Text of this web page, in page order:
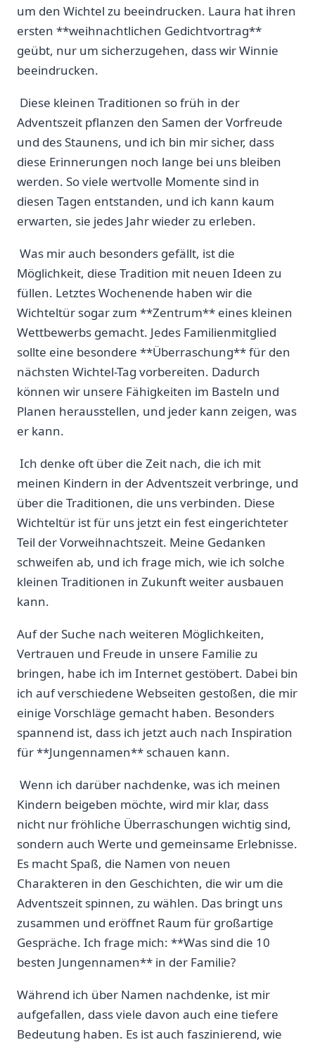
um ⁤den Wichtel zu beeindrucken. Laura hat ihren‌
ersten⁢ **weihnachtlichen Gedichtvortrag**
⁤geübt, nur‍ um sicherzugehen,‍ dass⁣ wir ‌Winnie‍
beeindrucken.
‌‍ Diese ‍kleinen Traditionen so ​früh in der
Adventszeit pflanzen den Samen der Vorfreude
und des Staunens, ‍und‍ ich​ bin mir⁣ sicher, dass
diese ​Erinnerungen⁣ noch lange‍ bei uns bleiben
werden. ​So⁢ viele wertvolle Momente sind in
diesen Tagen entstanden, und ich ‍kann kaum
erwarten, sie jedes Jahr⁣ wieder ​zu erleben.‌
‍ Was ​mir auch⁢ besonders gefällt, ist‌ die
⁢Möglichkeit,⁣ diese​ Tradition⁤ mit neuen ​Ideen ‍zu
‌füllen. Letztes Wochenende haben wir die
Wichteltür sogar zum **Zentrum** eines kleinen
‌Wettbewerbs gemacht. Jedes Familienmitglied
sollte eine besondere **Überraschung** für den
⁣nächsten Wichtel-Tag vorbereiten.⁣ Dadurch
können wir unsere Fähigkeiten im⁤ Basteln und
Planen herausstellen, ‌und jeder kann zeigen,‌ was⁤
er kann.
‍ Ich denke oft über die Zeit nach, die ich mit
meinen Kindern in der ​Adventszeit verbringe,‌ und
über die Traditionen, die uns verbinden. Diese
Wichteltür‌ ist für uns jetzt ein ⁤fest eingerichteter
⁤Teil der Vorweihnachtszeit. ⁤Meine Gedanken
schweifen ab, und ich frage mich, wie⁤ ich solche
kleinen Traditionen in ‍Zukunft weiter‍ ausbauen
⁣kann.
‍Auf ⁤der Suche nach ⁤weiteren⁢ Möglichkeiten,
Vertrauen und Freude ‌in unsere⁤ Familie zu
bringen, habe ich im Internet ⁣gestöbert. Dabei bin
⁤ich​ auf verschiedene Webseiten ‍gestoßen, die mir⁢
einige Vorschläge gemacht haben.⁤ Besonders
spannend ist, dass ich jetzt auch ‍nach ​Inspiration
für **Jungennamen**⁢ schauen kann.
⁢ Wenn ‌ich darüber⁢ nachdenke, ⁤was ich⁢ meinen
Kindern beigeben möchte, wird⁢ mir klar,⁤ dass
nicht nur fröhliche​ Überraschungen wichtig sind,⁤
sondern auch Werte‍ und ⁢gemeinsame Erlebnisse.
Es macht Spaß,​ die Namen von ⁢neuen⁤
Charakteren in den Geschichten, die wir um⁣ die‌
Adventszeit spinnen, ​zu wählen. Das bringt uns
zusammen und eröffnet Raum ⁣für großartige
Gespräche. Ich frage⁣ mich: **Was sind‌ die 10⁤
besten Jungennamen** ⁤in der Familie?
Während ich über Namen nachdenke, ist mir
⁢aufgefallen, ⁢dass viele davon auch eine tiefere
Bedeutung haben.‌ Es ist auch faszinierend, wie